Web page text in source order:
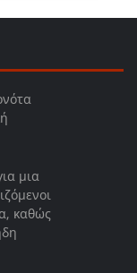
μια
καθώς